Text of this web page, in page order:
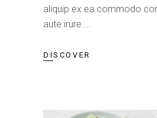
aliquip ex ea commodo
aute irure
DISCOVER